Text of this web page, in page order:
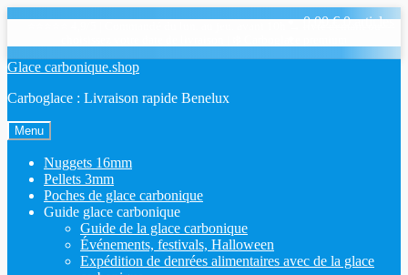
Sauter
la
Skip
content
Glace carbonique.shop
Carboglace : Livraison rapide Benelux
Menu
Nuggets 16mm
Pellets 3mm
Poches de glace carbonique
Guide glace carbonique
Guide de la glace carbonique
Événements, festivals, Halloween
Expédition de denrées alimentaires avec de la glace
0,00€ 0 articles